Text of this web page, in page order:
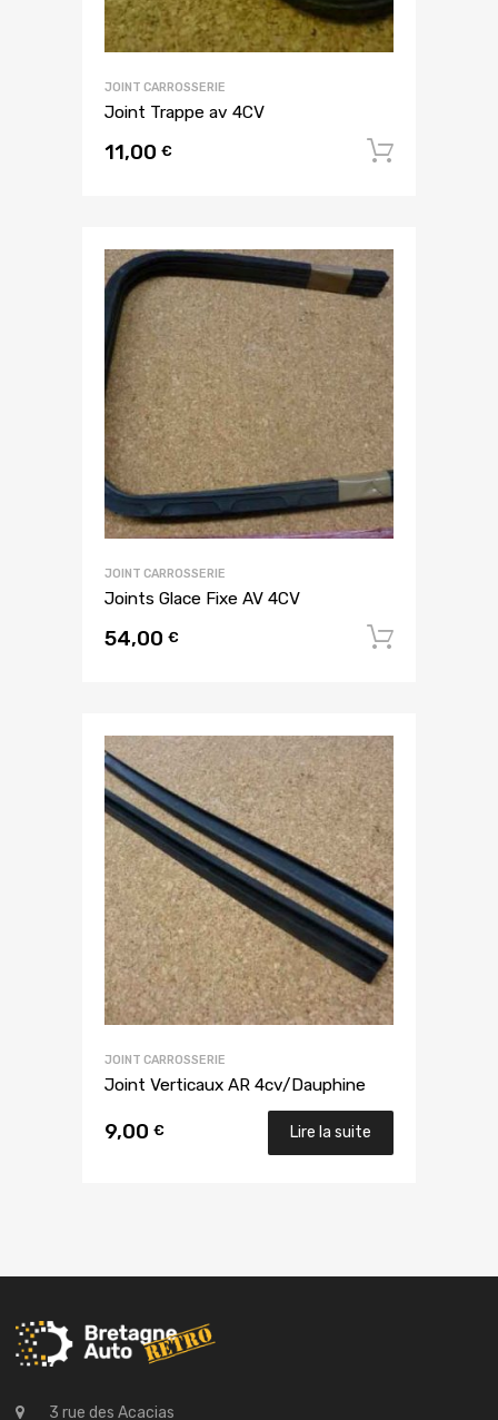
JOINT CARROSSERIE
Joint Trappe av 4CV
11,00 €
JOINT CARROSSERIE
Joints Glace Fixe AV 4CV
54,00 €
JOINT CARROSSERIE
Joint Verticaux AR 4cv/Dauphine
9,00 € Lire la suite
3 rue des Acacias